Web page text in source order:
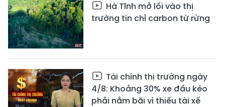
Hà Tĩnh mở lối vào thị
trường tín chỉ carbon từ rừng
Tài chính thị trường ngày
4/8: Khoảng 30% xe đầu kéo
phải nằm bãi vì thiếu tài xế